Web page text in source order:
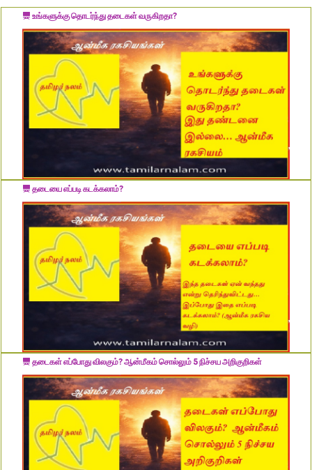
உங்களுக்கு தொடர்ந்து தடைகள் வருகிறதா?
தடையை எப்படி கடக்கலாம்?
தடைகள் எப்போது விலகும்? ஆன்மீகம் சொல்லும் 5 நிச்சய அறிகுறிகள்